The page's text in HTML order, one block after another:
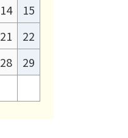
14
15
21
22
28
29